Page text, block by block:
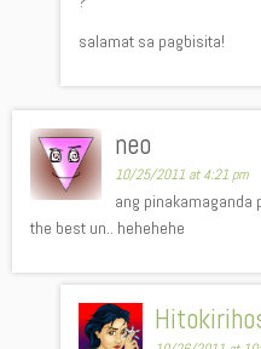
salamat sa pagbisita!
neo
10/25/2011 at 4:21 pm
ang pinakamaganda
the best un.. hehehehe